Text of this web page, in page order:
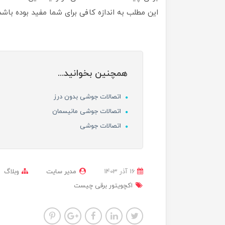
این مطلب به اندازه کافی برای شما مفید بوده
همچنین بخوانید...
اتصالات جوشی بدون درز
اتصالات جوشی مانیسمان
اتصالات جوشی
مدیر سایت
وبلاگ
اکچویتور برقی چیست